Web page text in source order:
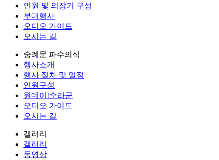
인원 및 의장기 구성
부대행사
오디오 가이드
오시는 길
숭례문 파수의식
행사소개
행사 절차 및 일정
인원구성
원데이!순라군
오디오 가이드
오시는 길
갤러리
갤러리
동영상